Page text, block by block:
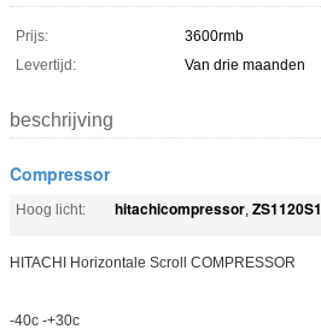
Prijs:
3600rmb
Levertijd:
Van drie maanden
beschrijving
Compressor
Hoog licht: hitachicompressor, ZS1120S1
HITACHI Horizontale Scroll COMPRESSOR
-40c -+30c